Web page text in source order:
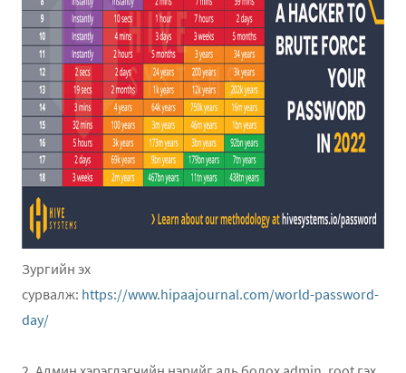
Зургийн эх
сурвалж: https://www.hipaajournal.com/world-password-
day/